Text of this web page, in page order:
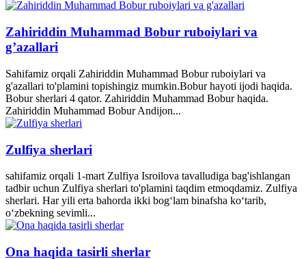
Zahiriddin Muhammad Bobur ruboiylari va
g’azallari
Sahifamiz orqali Zahiriddin Muhammad Bobur ruboiylari va
g'azallari to'plamini topishingiz mumkin.Bobur hayoti ijodi haqida.
Bobur sherlari 4 qator. Zahiriddin Muhammad Bobur haqida.
Zahiriddin Muhammad Bobur Andijon...
Zulfiya sherlari
sahifamiz orqali 1-mart Zulfiya Isroilova tavalludiga bag'ishlangan
tadbir uchun Zulfiya sherlari to'plamini taqdim etmoqdamiz. Zulfiya
sherlari. Har yili erta bahorda ikki bogʻlam binafsha koʻtarib,
oʻzbekning sevimli...
Ona haqida tasirli sherlar